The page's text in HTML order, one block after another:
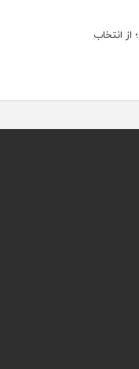
راهنمای جامع کولر گازی ۱۴۰۵؛ از انتخاب